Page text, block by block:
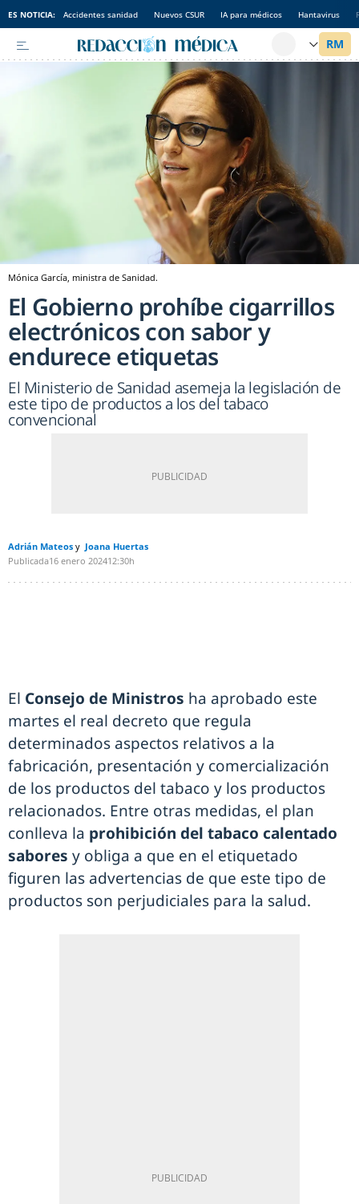
ES NOTICIA: Accidentes sanidad Nuevos CSUR IA para médicos Hantavirus
Mónica García, ministra de Sanidad.
El Gobierno prohíbe cigarrillos
electrónicos con sabor y
endurece etiquetas
El Ministerio de Sanidad asemeja la legislación de
este tipo de productos a los del tabaco
convencional
Adrián Mateos
Joana Huertas
Publicada16 enero 202412:30h
El Consejo de Ministros ha aprobado este
martes el real decreto que regula
determinados aspectos relativos a la
fabricación, presentación y comercialización
de los productos del tabaco y los productos
relacionados. Entre otras medidas, el plan
conlleva la prohibición del tabaco calentado
sabores y obliga a que en el etiquetado
figuren las advertencias de que este tipo de
productos son perjudiciales para la salud.